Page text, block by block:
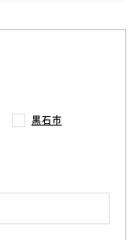
黒石市